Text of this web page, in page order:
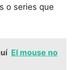
o series que‍
El mouse no